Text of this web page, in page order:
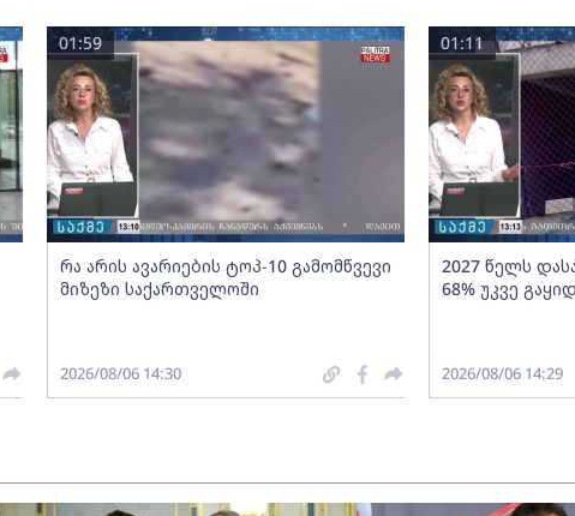
რა არის ავარიების ტოპ-10 გამომწვევი
მიზეზი საქართველოში
01:59
2026/08/06 14:30
2027 წელს
68% უკვე
01:11
2026/08/06 14:29